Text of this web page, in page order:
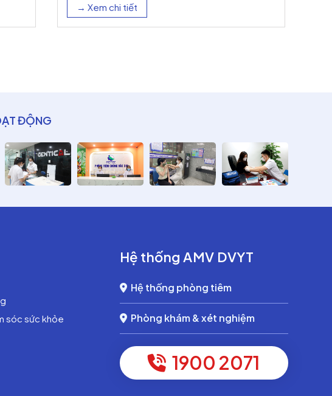
→ Xem chi tiết
ĐỘNG
sóc sức khỏe
Hệ thống AMV DVYT
Hệ thống phòng tiêm
Phòng khám & xét nghiệm
1900 2071